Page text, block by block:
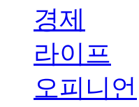
경제
라이프
오피니언